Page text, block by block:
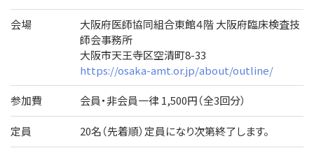
会場
大阪府医師協同組合東館４階 大阪府臨床検査技
師会事務所
大阪市天王寺区空清町8-33
https://osaka-amt.or.jp/about/outline/
参加費 会員・非会員一律 1,500円（全3回分）
定員 20名（先着順）定員になり次第終了します。